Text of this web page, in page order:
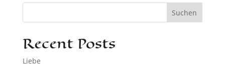
Suchen
Recent Posts
Liebe